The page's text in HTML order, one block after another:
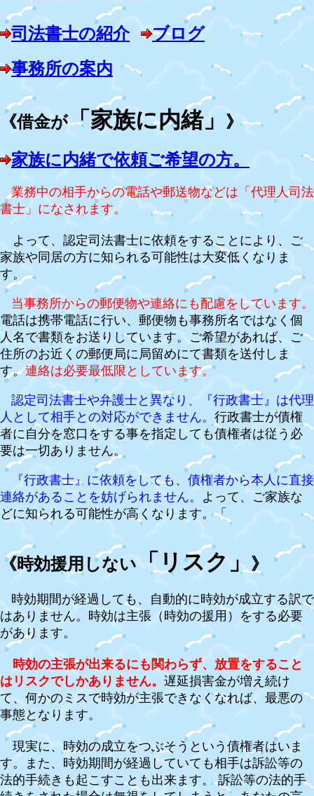
司法書士の紹介
ブログ
事務所の案内
《借金が「家族に内緒」 》
家族に内緒で依頼ご希望の方。
業務中の相手からの電話や郵送物などは「代理人司法
書士」になされます。
よって、認定司法書士に依頼をすることにより、ご
家族や同居の方に知られる可能性は大変低くなりま
す。
当事務所からの郵便物や連絡にも配慮をしています。
電話は携帯電話に行い、郵便物も事務所名ではなく個
人名で書類をお送りしています。ご希望があれば、ご
住所のお近くの郵便局に局留めにて書類を送付しま
す。連絡は必要最低限としています。
認定司法書士や弁護士と異なり、『行政書士』は代理
人として相手との対応ができません。 行政書士が債権
者に自分を窓口をする事を指定しても債権者は従う必
要は一切ありません。
『行政書士』に依頼をしても、債権者から本人に直接
連絡があることを妨げられません。 よって、ご家族な
どに知られる可能性が高くなります。「
《時効援用しない 「リスク」 》
時効期間が経過しても、自動的に時効が成立する訳で
はありません。時効は主張（時効の援用）をする必要
があります。
時効の主張が出来るにも関わらず、放置をすること
はリスクでしかありません。 遅延損害金が増え続け
て、何かのミスで時効が主張できなくなれば、最悪の
事態となります。
現実に、時効の成立をつぶそうという債権者はいま
す。また、時効期間が経過していても相手は訴訟等の
法的手続きも起こすことも出来ます。 訴訟等の法的手